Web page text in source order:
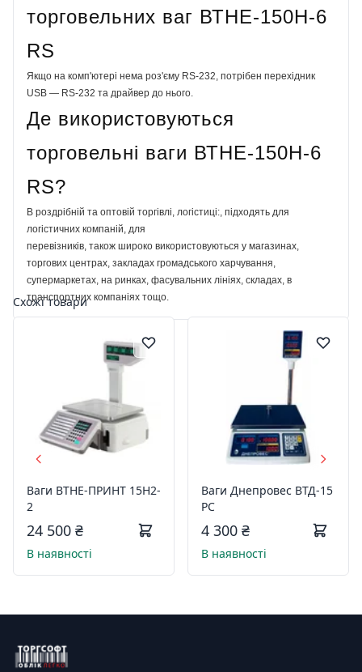
торговельних ваг ВТНЕ-150Н-6
RS
Якщо на комп'ютері нема роз'єму RS-232, потрібен перехідник
USB — RS-232 та драйвер до нього.
Де використовуються
торговельні ваги ВТНЕ-150Н-6
RS?
В роздрібній та оптовій торгівлі, логістиці:, підходять для
логістичних компаній, для
перевізників, також широко використовуються у магазинах,
торгових центрах, закладах громадського харчування,
супермаркетах, на ринках, фасувальних лініях, складах, в
транспортних компаніях тощо.
Схожі товари
Ваги ВТНЕ-ПРИНТ 15Н2-
2
24 500 ₴
В наявності
Ваги Днепровес ВТД-15
РС
4 300 ₴
В наявності